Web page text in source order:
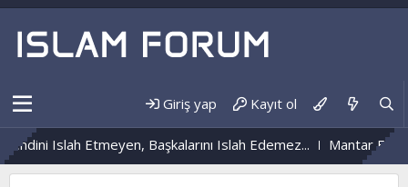
Giriş yap Kayıt ol
Islah Etmeyen, Başkalarını Islah Edemez... Mantar